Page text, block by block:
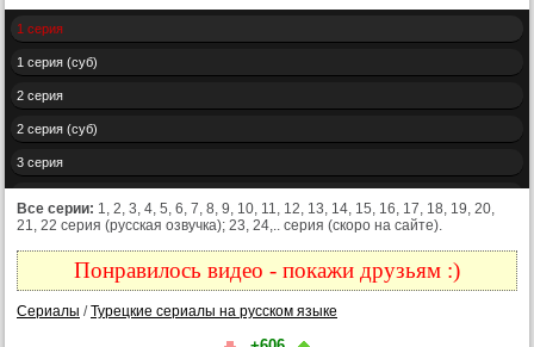
1 серия
1 серия (суб)
2 серия
2 серия (суб)
3 серия
4 серия
4 серия (суб)
5 серия
Все серии: 1, 2, 3, 4, 5, 6, 7, 8, 9, 10, 11, 12, 13, 14, 15, 16, 17, 18, 19, 20,
21, 22 серия (русская озвучка); 23, 24,.. серия (скоро на сайте).
Понравилось видео - покажи друзьям :)
Сериалы /Турецкие сериалы на русском языке